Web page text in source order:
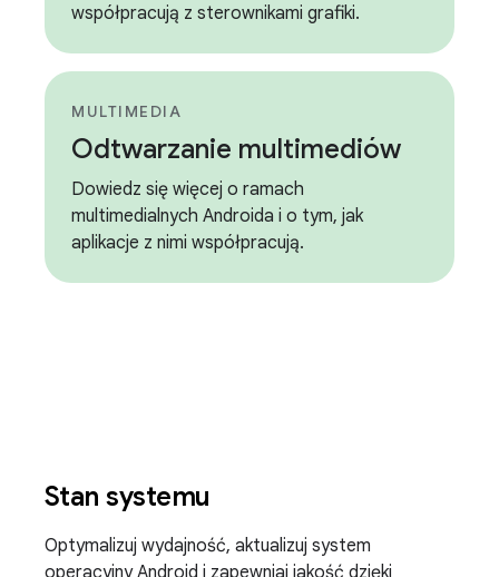
współpracują z sterownikami grafiki.
MULTIMEDIA
Odtwarzanie multimediów
Dowiedz się więcej o ramach
multimedialnych Androida i o tym, jak
aplikacje z nimi współpracują.
Stan systemu
Optymalizuj wydajność, aktualizuj system
operacyjny Android i zapewniaj jakość dzięki